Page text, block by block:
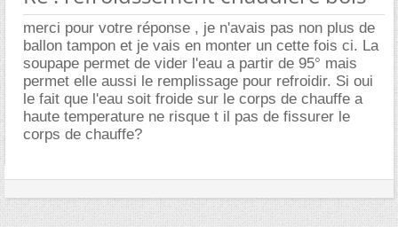
merci pour votre réponse , je n'avais pas non plus de
ballon tampon et je vais en monter un cette fois ci. La
soupape permet de vider l'eau a partir de 95° mais
permet elle aussi le remplissage pour refroidir. Si oui
le fait que l'eau soit froide sur le corps de chauffe a
haute temperature ne risque t il pas de fissurer le
corps de chauffe?